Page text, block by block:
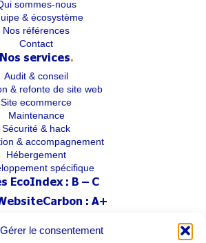
Gérer le consentement
sommes-nous
& écosystème
Nos références
Contact
Nos services.
Audit & conseil
& refonte de site web
Site ecommerce
Maintenance
Sécurité & hack
& accompagnement
Hébergement
spécifique
EcoIndex : B – C
: A+
son impact environnemental.